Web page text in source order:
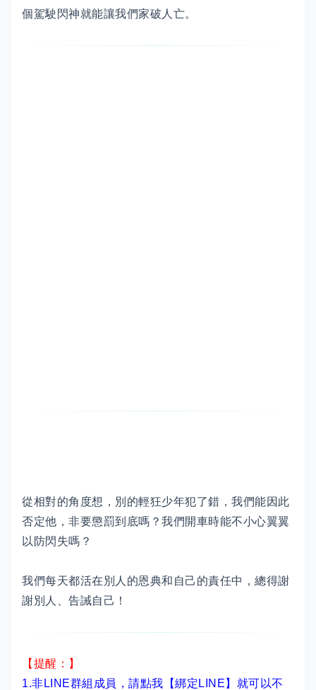
個駕駛閃神就能讓我們家破人亡。
從相對的角度想，別的輕狂少年犯了錯，我們能因此
否定他，非要懲罰到底嗎？我們開車時能不小心翼翼
以防閃失嗎？
我們每天都活在別人的恩典和自己的責任中，總得謝
謝別人、告誡自己！
【提醒：】
1.非LINE群組成員， 請點我【綁定LINE】 就可以不